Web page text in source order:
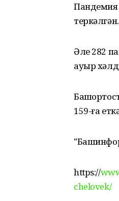
Пандемия
теркәлгән.
Әле 282
ауыр
159-ға
https://
chelovek/